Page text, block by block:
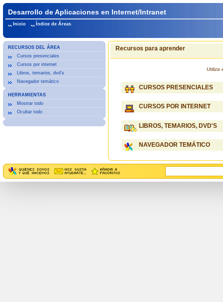
Desarrollo de Aplicaciones en Internet/Intranet
Inicio Índice de Áreas
RECURSOS DEL ÁREA
Cursos presenciales
Cursos por internet
Libros, temarios, dvd's
Navegador temático
HERRAMIENTAS
Mostrar todo
Ocultar todo
Recursos para aprender
Utiliza
CURSOS PRESENCIALES
CURSOS POR INTERNET
LIBROS, TEMARIOS, DVD'S
NAVEGADOR TEMÁTICO